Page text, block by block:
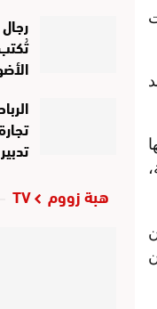
هبة زووم TV